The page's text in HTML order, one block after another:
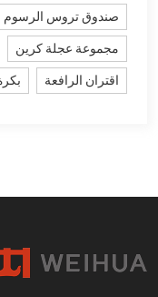
صندوق تروس الرسوم
مجموعة عجلة كرين
اقتران الرافعة